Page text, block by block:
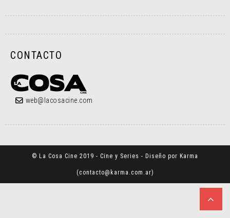
CONTACTO
web@lacosacine.com
© La Cosa Cine 2019 - Cine y Series - Diseño por Karma
(contacto@karma.com.ar)